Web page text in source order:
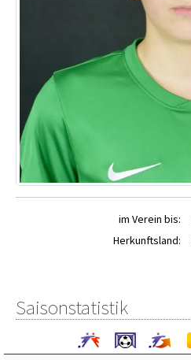
im Verein bis:
Herkunftsland:
Saisonstatistik